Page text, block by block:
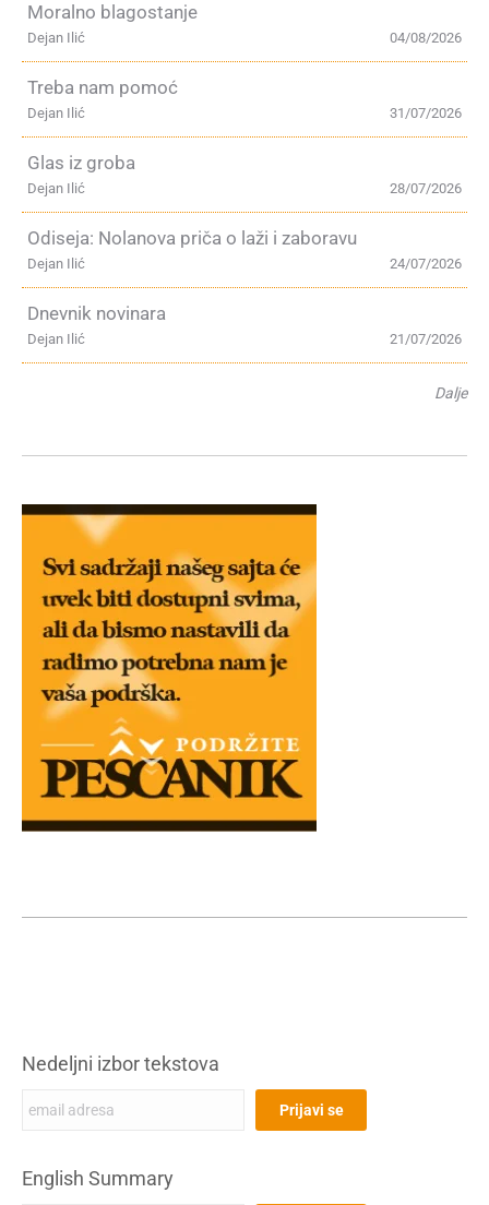
Moralno blagostanje
04/08/2026
Dejan Ilić
Treba nam pomoć
31/07/2026
Dejan Ilić
Glas iz groba
28/07/2026
Dejan Ilić
Odiseja: Nolanova priča o laži i zaboravu
24/07/2026
Dejan Ilić
Dnevnik novinara
21/07/2026
Dejan Ilić
Dalje
Nedeljni izbor tekstova
English Summary